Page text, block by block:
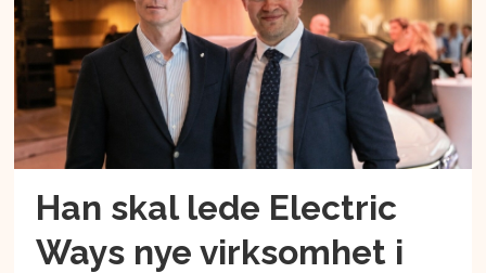
Han skal lede Electric
Ways nye virksomhet i